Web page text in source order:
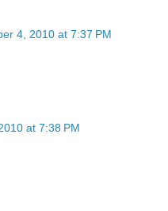
4, 2010 at 7:37 PM
at 7:38 PM